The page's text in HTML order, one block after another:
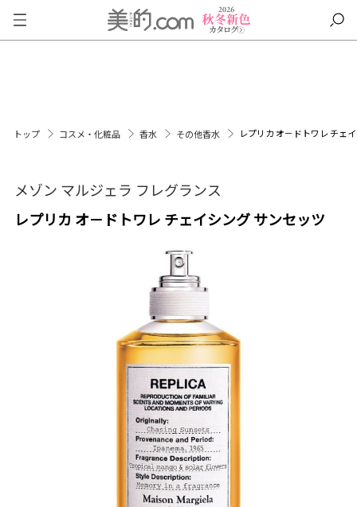
トップ コスメ・化粧品 香水 その他香水 レプリカ オ－ドトワレ チェ
メゾン マルジェラ フレグランス
レプリカ オ－ドトワレ チェイシング サンセッツ